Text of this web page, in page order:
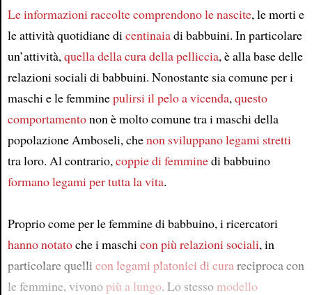
Article
Le informazioni raccoltecomprendono le nascite, le morti e
le attività quotidiane di centinaiadi babbuini. In particolare
un’attività, quella della cura della pelliccia, è alla base delle
relazioni sociali di babbuini. Nonostante sia comune per i
maschi e le femminepulirsi il pelo a vicenda, questo
comportamentonon è molto comune tra i maschi della
popolazione Amboseli, chenon sviluppano legami stretti
tra loro. Al contrario, coppie di femminedi babbuino
formano legami per tutta la vita.
Proprio come per le femmine di babbuino, i ricercatori
hanno notatoche i maschi con più relazioni sociali, in
particolare quelli con legami platonici di cura reciproca con
le femmine, vivono più a lungo. Lo stesso modello